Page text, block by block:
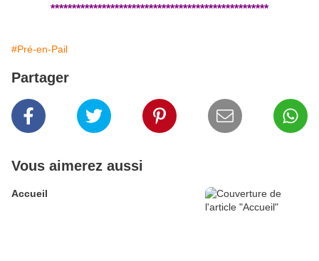
***************************************************
#Pré-en-Pail
Partager
Vous aimerez aussi
Accueil